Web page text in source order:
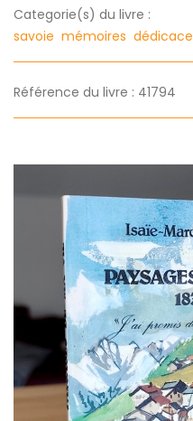
Categorie(s) du livre :
savoie mémoires dédicace
Référence du livre : 41794